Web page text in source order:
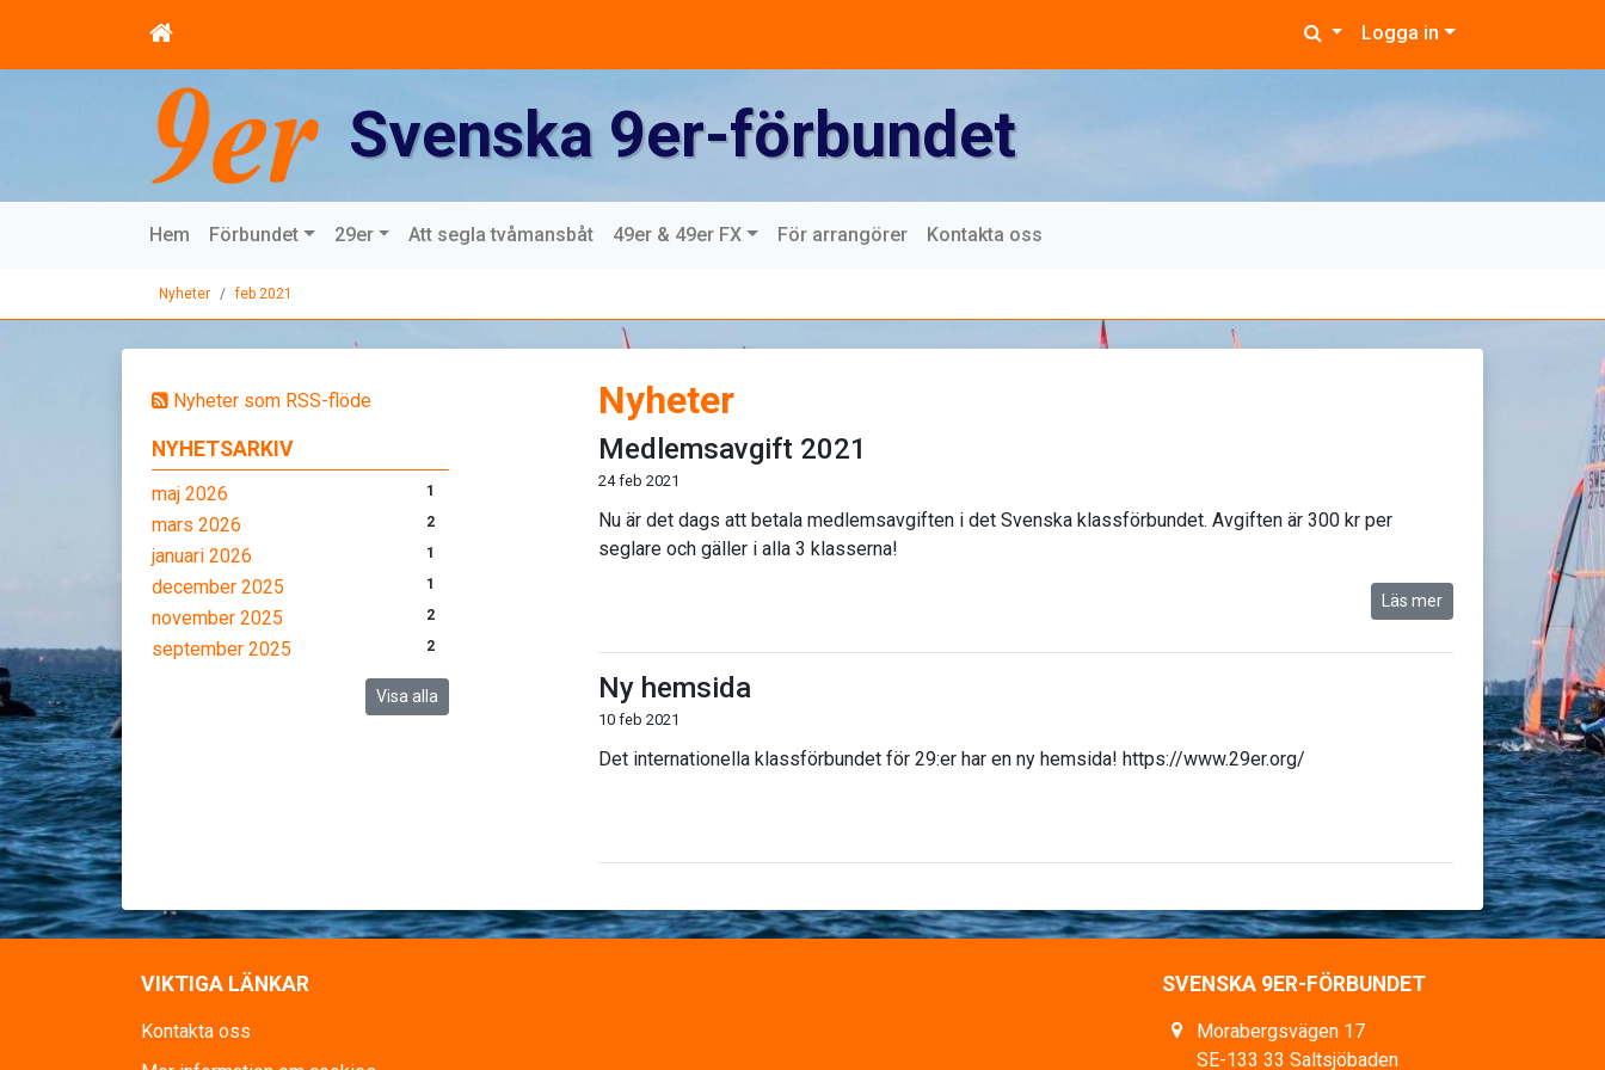
Logga in
Svenska 9er-förbundet
Hem Förbundet 29er Att segla tvåmansbåt 49er & 49er FX För arrangörer Kontakta oss
Nyheter feb 2021
Nyheter som RSS-flöde
NYHETSARKIV
maj 2026 1
mars 2026 2
januari 2026 1
december 2025 1
november 2025 2
september 2025 2
Visa alla
Nyheter
Medlemsavgift 2021
24 feb 2021
Nu är det dags att betala medlemsavgiften i det Svenska klassförbundet. Avgiften är 300 kr per
seglare och gäller i alla 3 klasserna!
Läs mer
Ny hemsida
10 feb 2021
Det internationella klassförbundet för 29:er har en ny hemsida! https://www.29er.org/
VIKTIGA LÄNKAR
Kontakta oss
SVENSKA 9ER-FÖRBUNDET
Morabergsvägen 17
SE-133 33 Saltsjöbaden